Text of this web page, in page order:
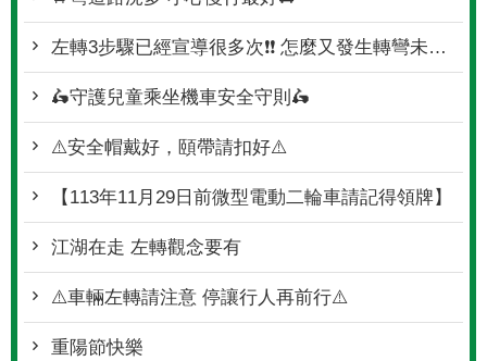
左轉3步驟已經宣導很多次❗❗ 怎麼又發生轉彎未停讓行人事故
🛵守護兒童乘坐機車安全守則🛵
⚠️安全帽戴好，頤帶請扣好⚠️
【113年11月29日前微型電動二輪車請記得領牌】
江湖在走 左轉觀念要有
⚠️車輛左轉請注意 停讓行人再前行⚠️
重陽節快樂